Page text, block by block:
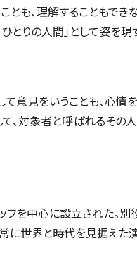
も、理解することもで
とりの人間」として姿
見をいうことも、心情
、対象者と呼ばれるその
を中心に設立された。
に世界と時代を見据えた